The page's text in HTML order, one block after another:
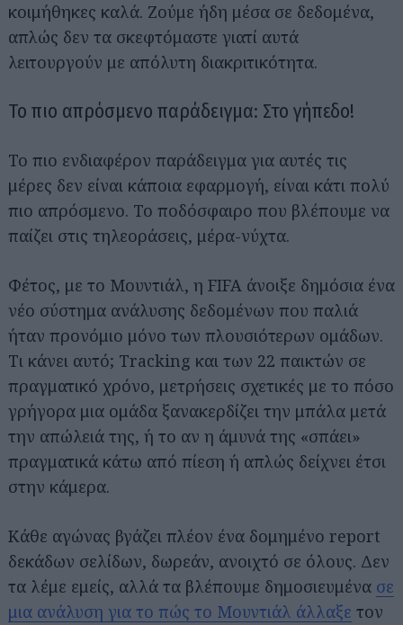
κοιμήθηκες καλά. Ζούμε ήδη μέσα σε δεδομένα,
απλώς δεν τα σκεφτόμαστε γιατί αυτά
λειτουργούν με απόλυτη διακριτικότητα.
Το πιο απρόσμενο παράδειγμα: Στο γήπεδο!
Το πιο ενδιαφέρον παράδειγμα για αυτές τις
μέρες δεν είναι κάποια εφαρμογή, είναι κάτι πολύ
πιο απρόσμενο. Το ποδόσφαιρο που βλέπουμε να
παίζει στις τηλεοράσεις, μέρα-νύχτα.
Φέτος, με το Μουντιάλ, η FIFA άνοιξε δημόσια ένα
νέο σύστημα ανάλυσης δεδομένων που παλιά
ήταν προνόμιο μόνο των πλουσιότερων ομάδων.
Τι κάνει αυτό; Tracking και των 22 παικτών σε
πραγματικό χρόνο, μετρήσεις σχετικές με το πόσο
γρήγορα μια ομάδα ξανακερδίζει την μπάλα μετά
την απώλειά της, ή το αν η άμυνά της «σπάει»
πραγματικά κάτω από πίεση ή απλώς δείχνει έτσι
στην κάμερα.
Κάθε αγώνας βγάζει πλέον ένα δομημένο report
δεκάδων σελίδων, δωρεάν, ανοιχτό σε όλους. Δεν
τα λέμε εμείς, αλλά τα βλέπουμε δημοσιευμένα σε
μια ανάλυση για το πώς το Μουντιάλ άλλαξε τον